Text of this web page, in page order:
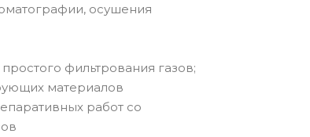
осушения
фильтрования газов;
материалов
работ со